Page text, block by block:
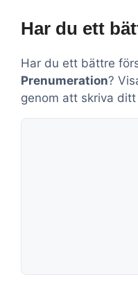
Har du ett
Har du ett bättre
Prenumeration?
genom att skriva
Kommentar